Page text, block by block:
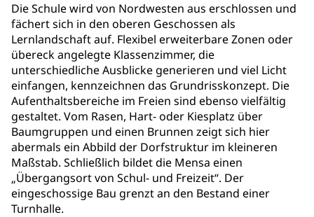
Die Schule wird von Nordwesten aus erschlossen und
fächert sich in den oberen Geschossen als
Lernlandschaft auf. Flexibel erweiterbare Zonen oder
übereck angelegte Klassenzimmer, die
unterschiedliche Ausblicke generieren und viel Licht
einfangen, kennzeichnen das Grundrisskonzept. Die
Aufenthaltsbereiche im Freien sind ebenso vielfältig
gestaltet. Vom Rasen, Hart- oder Kiesplatz über
Baumgruppen und einen Brunnen zeigt sich hier
abermals ein Abbild der Dorfstruktur im kleineren
Maßstab. Schließlich bildet die Mensa einen
„Übergangsort von Schul- und Freizeit“. Der
eingeschossige Bau grenzt an den Bestand einer
Turnhalle.